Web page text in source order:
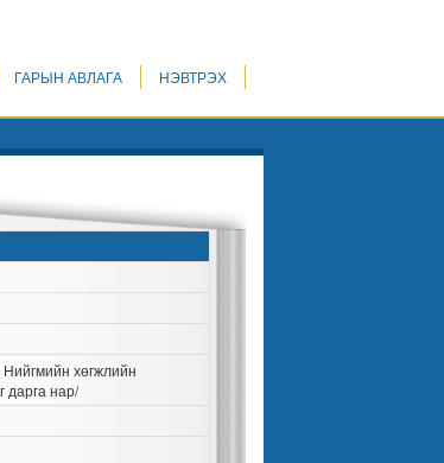
ГАРЫН АВЛАГА НЭВТРЭХ
Нийгмийн хөгжлийн
дарга нар/